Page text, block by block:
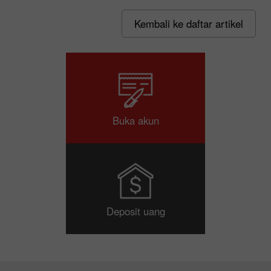
Kembali ke daftar artikel
Buka akun
Deposit uang